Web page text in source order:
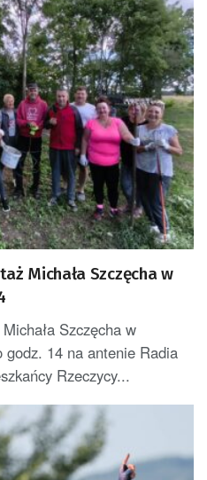
Michała Szczęcha w
Szczęcha w
godz. 14 na antenie Radia
Rzeczycy...